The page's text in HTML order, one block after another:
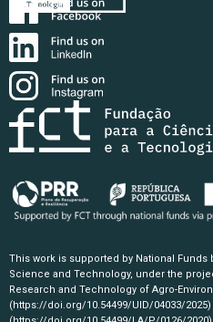
This work is supported by National Funds
Science and Technology, under the
Research and Technology of Agro-
(https://doi.org/10.54499/UID/04033/2025)